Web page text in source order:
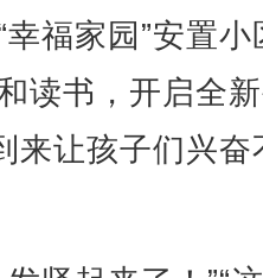
福家园”安置小
读书，开启全
来让孩子们兴奋